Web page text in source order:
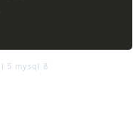
5 mysql 8